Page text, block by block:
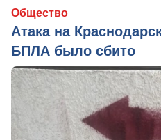
Общество
Атака на
БПЛА было сбито